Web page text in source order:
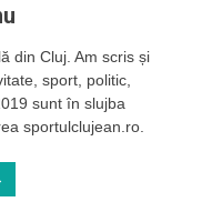
din Cluj. Am scris și
sport, politic,
sunt în slujba
sportulclujean.ro.